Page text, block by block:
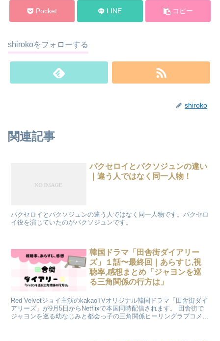
Pocket LINE コピー
shirokoをフォローする
shiroko
関連記事
パクセロイとパクソジュンの違い
｜違う人ではなく同一人物！
パクセロイとパクソジュンの違う人ではなく同一人物です。パクセロ
イ役を演じていたのがパクソジュンです。
韓国ドラマ「田舎街ダイアリー
ズ」１話〜最終回｜あらすじ,視
聴率,感想まとめ「ジャヨンを巡
る三角関係の行方は」
Red Velvetジョイ主演のkakaoTVオリジナル韓国ドラマ「田舎街ダイ
アリーズ」が9月5日からNetflixで本国同時配信されます。 田舎街で
ジャヨンを巡る幼なじみと都会っ子の三角関係ヒーリングラブコメデ